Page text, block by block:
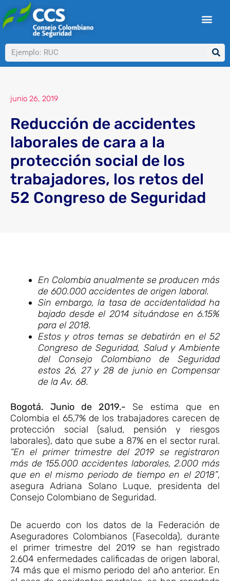
al
contenido
Buscar
junio 26, 2019
Reducción de accidentes
laborales de cara a la
protección social de los
trabajadores, los retos del
52 Congreso de Seguridad
En Colombia anualmente se producen más
de 600.000 accidentes de origen laboral.
Sin embargo, la tasa de accidentalidad ha
bajado desde el 2014 situándose en 6.15%
para el 2018.
Estos y otros temas se debatirán en el 52
Congreso de Seguridad, Salud y Ambiente
del Consejo Colombiano de Seguridad
estos 26, 27 y 28 de junio en Compensar
de la Av. 68.
Bogotá. Junio de 2019.- Se estima que en
Colombia el 65,7% de los trabajadores carecen de
protección social (salud, pensión y riesgos
laborales), dato que sube a 87% en el sector rural.
“En el primer trimestre del 2019 se registraron
más de 155.000 accidentes laborales, 2.000 más
que en el mismo periodo de tiempo en el 2018”,
asegura Adriana Solano Luque, presidenta del
Consejo Colombiano de Seguridad.
De acuerdo con los datos de la Federación de
Aseguradores Colombianos (Fasecolda), durante
el primer trimestre del 2019 se han registrado
2.604 enfermedades calificadas de origen laboral,
74 más que el mismo periodo del año anterior. En